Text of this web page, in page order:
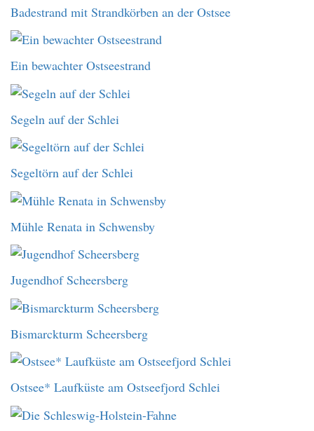
Badestrand mit Strandkörben an der Ostsee
Ein bewachter Ostseestrand
Segeln auf der Schlei
Segeltörn auf der Schlei
Mühle Renata in Schwensby
Jugendhof Scheersberg
Bismarckturm Scheersberg
Ostsee* Laufküste am Ostseefjord Schlei